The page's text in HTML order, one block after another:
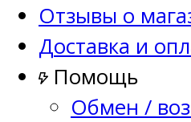
Отзывы о
Доставка и
Помощь
Обмен /